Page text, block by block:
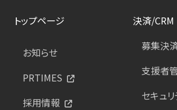
トップページ
お知らせ
PRTIMES
採用情報
決済/CRM
募集決
支援者
セキュリ